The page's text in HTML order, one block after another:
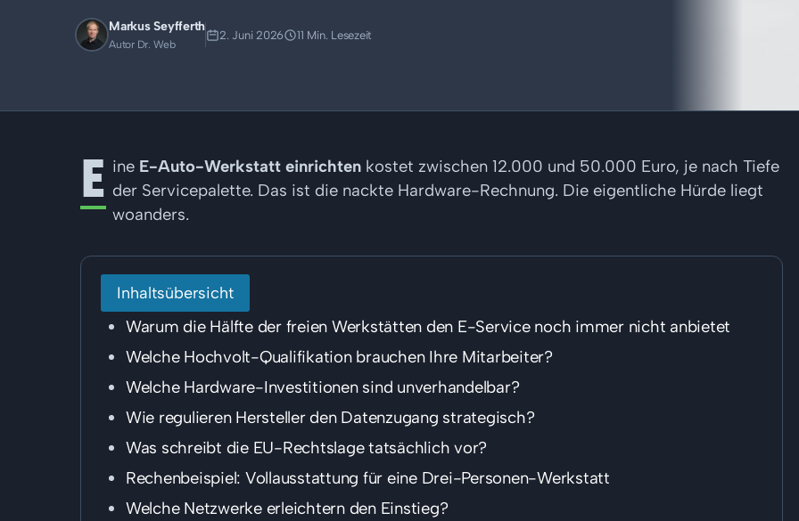
Markus Seyfferth
Autor Dr. Web
2. Juni 2026 11 Min. Lesezeit
E ine E-Auto-Werkstatt einrichten kostet zwischen 12.000 und 50.000 Euro, je nach Tiefe
der Servicepalette. Das ist die nackte Hardware-Rechnung. Die eigentliche Hürde liegt
woanders.
Inhaltsübersicht
Warum die Hälfte der freien Werkstätten den E-Service noch immer nicht anbietet
Welche Hochvolt-Qualifikation brauchen Ihre Mitarbeiter?
Welche Hardware-Investitionen sind unverhandelbar?
Wie regulieren Hersteller den Datenzugang strategisch?
Was schreibt die EU-Rechtslage tatsächlich vor?
Rechenbeispiel: Vollausstattung für eine Drei-Personen-Werkstatt
Welche Netzwerke erleichtern den Einstieg?